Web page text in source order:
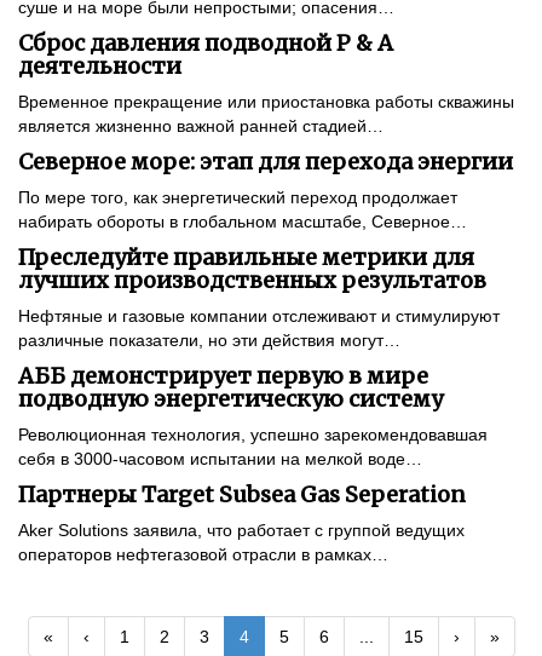
суше и на море были непростыми; опасения…
Сброс давления подводной P & A
деятельности
Временное прекращение или приостановка работы скважины
является жизненно важной ранней стадией…
Северное море: этап для перехода энергии
По мере того, как энергетический переход продолжает
набирать обороты в глобальном масштабе, Северное…
Преследуйте правильные метрики для
лучших производственных результатов
Нефтяные и газовые компании отслеживают и стимулируют
различные показатели, но эти действия могут…
АББ демонстрирует первую в мире
подводную энергетическую систему
Революционная технология, успешно зарекомендовавшая
себя в 3000-часовом испытании на мелкой воде…
Партнеры Target Subsea Gas Seperation
Aker Solutions заявила, что работает с группой ведущих
операторов нефтегазовой отрасли в рамках…
« ‹ 1 2 3 4 5 6 ... 15 › »